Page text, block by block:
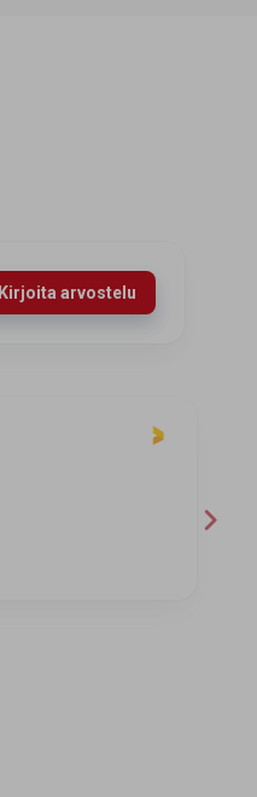
Kirjoita arvostelu